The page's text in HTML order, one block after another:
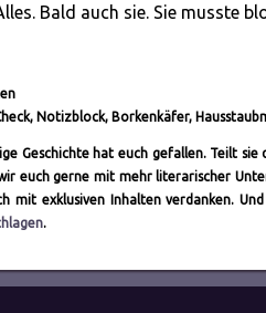
Bald auch sie. Sie musste
Notizblock, Borkenkäfer,
Geschichte hat euch gefallen. Teilt
euch gerne mit mehr literarischer
mit exklusiven Inhalten verdanken.
.